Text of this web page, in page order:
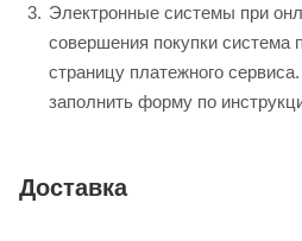
Электронные системы при
совершения покупки система
страницу платежного
заполнить форму по
Доставка